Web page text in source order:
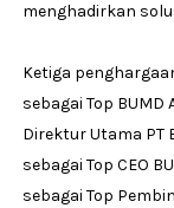
menghadirkan
Ketiga
sebagai Top
Direktur Utama PT
sebagai Top CEO
sebagai Top